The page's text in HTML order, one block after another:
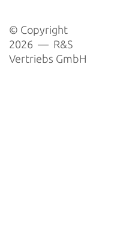
© Copyright
2026 — R&S
Vertriebs GmbH